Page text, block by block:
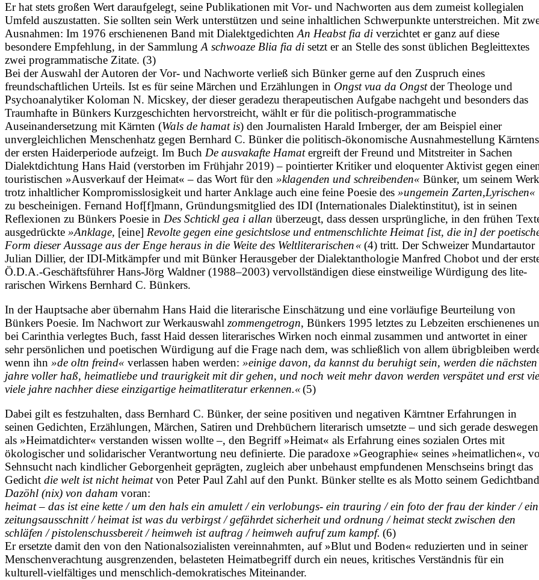
Er hat stets großen Wert daraufgelegt, seine Publikationen mit Vor- und Nachworten aus dem zumeist kollegialen
Umfeld auszustatten. Sie sollten sein Werk unterstützen und seine inhaltlichen Schwerpunkte unterstreichen. Mit
Ausnahmen: Im 1976 erschienenen Band mit Dialektgedichten An Heabst fia di verzichtet er ganz auf diese
besondere Empfehlung, in der Sammlung A schwoaze Blia fia di setzt er an Stelle des sonst üblichen Begleittextes
zwei programmatische Zitate. (3)
Bei der Auswahl der Autoren der Vor- und Nachworte verließ sich Bünker gerne auf den Zuspruch eines
freundschaftlichen Urteils. Ist es für seine Märchen und Erzählungen in Ongst vua da Ongstder Theologe und
Psychoanalytiker Koloman N. Micske­y, der dieser geradezu therapeutischen Aufgabe nachgeht und besonders das
Traumhafte in Bünkers Kurzgeschichten hervorstreicht, wählt er für die politisch-programmatische
Auseinandersetzung mit Kärnten (Wals de hama­t is) den Journalisten Harald Irnberger, der am Beispiel einer
unvergleichlichen Menschenhatz gegen Bernhard C. Bünker die politisch-ökonomische Ausnahmestellung Kärntens
der ersten Haiderperiode aufzeigt. Im Buch De ausvakafte Hamatergreift der Freund und Mitstreiter in Sachen
Dialektdichtung Hans Haid (verstorben im Frühjahr 2019) – pointierter Kritiker und eloquenter Aktivist gegen
touri­s­tischen »Ausverkauf der Heimat« – das Wort für den »klagenden und schreibenden« Bünker, um seinem Werk
trotz inhaltlicher Kompromisslosigkeit und harter Anklage auch eine feine Poesie des »ungemein Zarten,Lyrischen«
zu bescheinigen. Fernand Hof[f]mann, Gründungsmitglied des IDI (Inter­nationales Dialektinstitut), ist in seinen
Reflexionen zu Bünkers Poesie in Des Schtickl gea i allan überzeugt, dass dessen ursprüngliche, in den frühen
ausgedrückte »Anklage, [eine] Revolte gegen eine gesichtslose und entmenschlichte Heimat [ist, die in] der
Form dieser Aussage aus der Enge heraus in die Weite des Weltliterarischen « (4) tritt. Der Schweizer Mundartautor
Julian Dillier, der IDI-­Mitkämpfer und mit Bünker Herausgeber der Dialektanthologie Manfred Chobot und der
Ö.D.A.-Geschäftsführer Hans-Jörg Waldne­r (1988–2003­) vervollständigen diese einstweilige Würdigung des lite­
rarischen Wirkens Bernhard C. Bünkers.
In der Hauptsache aber übernahm Hans Haid die literarische Einschätzung und eine vorläufige Beurteilung von
Bünkers Poesie. Im Nachwort zur Werkauswahl zommengetrogn, Bünkers 1995 letztes zu Lebzeiten erschienenes
bei Carinthia verlegtes Buch, fasst Haid dessen literarisches Wirken noch einmal zusammen und antwortet in einer
sehr persönlichen und poetischen Würdigung auf die Frage nach dem, was schließlich von allem übrigbleiben
wenn ihn »de oltn freind« verlassen haben werden: »einige davon, da kannst du beruhigt sein, werden die nächsten
jahre voller haß, heimatliebe und traurigkeit mit dir gehen, und noch weit mehr davon werden verspätet und erst
viele jahre nachher diese einzigartige heimatliteratur erkennen.«(5)
Dabei gilt es festzuhalten, dass Bernhard C. Bünker, der seine positiven und negativen Kärntner Erfahrungen in
seinen Gedichten, Erzählungen, Märchen, Satiren und Drehbüchern literarisch umsetzte – und sich gerade deswegen
als »Heimatdichter« verstanden wissen wollte –, den Begriff »Heimat« als Erfahrung eines sozialen Ortes mit
ökologischer und solidarischer Verantwortung neu definierte. Die paradoxe »Geographie« seines »heimatlichen«,
Sehnsucht nach kindlicher Geborgenheit geprägten, zugleich aber unbehaust empfundenen Menschseins bringt das
Gedicht die welt ist nicht heimatvon Peter Paul Zahl auf den Punkt. Bünker stellte es als Motto seinem Gedichtband
Dazöhl (nix) von d­aham voran:
heimat – das ist eine kette / um den hals ein amulett / ein verlobungs- ein trauring / ein foto der frau der kinder / ein
zeitungsausschnitt / heimat ist was du verbirgst / gefährdet sicherheit und ordnung / heimat steckt zwischen den
schläfen / pistolenschussbereit / heimweh ist auftrag / heimweh aufruf zum kampf. (6)
Er ersetzte damit den von den Nationalsozialisten vereinnahmten, auf »Blut und B­oden« reduzierten und in seiner
Menschen­verachtung ausgrenzenden, belas­te­­ten Heimatbegriff durch ein neues, kritisches Verständnis für ein
kulturell-vielfältiges und menschlich-demokratisches Miteinander.